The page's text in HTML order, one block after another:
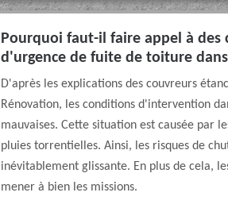
Pourquoi faut-il faire appel à des
d'urgence de fuite de toiture
D'après les explications des couvreurs
Rénovation, les conditions d'intervention
mauvaises. Cette situation est causée par
pluies torrentielles. Ainsi, les risques de
inévitablement glissante. En plus de cela,
mener à bien les missions.